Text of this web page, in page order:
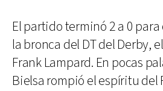
El partido terminó 2 a 0 para
la bronca del DT del Derby,
Frank Lampard. En pocas
Bielsa rompió el espíritu del